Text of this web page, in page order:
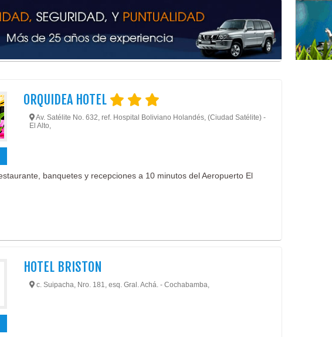
ORQUIDEA HOTEL
Av. Satélite No. 632, ref. Hospital Boliviano Holandés, (Ciudad Satélite) -
El Alto,
banquetes y recepciones a 10 minutos del Aeropuerto El
HOTEL BRISTON
c. Suipacha, Nro. 181, esq. Gral. Achá. - Cochabamba,